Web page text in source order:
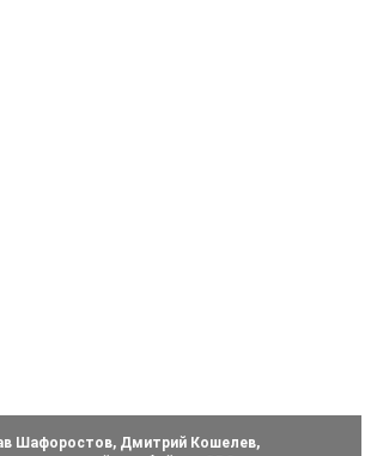
Шафоростов, Дмитрий Кошелев,